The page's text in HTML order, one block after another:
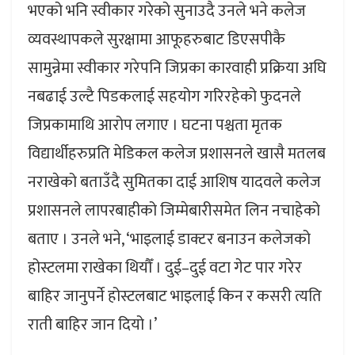
भएको भनि स्वीकार गरेको सुनाउदै उनले भने कलेज
व्यवस्थापकले सुरक्षामा आफूहरुबाट डिएसपीकै
सामुन्नेमा स्वीकार गरेपनि जिप्रका कारवाही प्रक्रिया अघि
नबढाई उल्टै पिडकलाई सहयोग गरिरहेको फुदनले
जिप्रकामाथि आरोप लगाए । घटना पश्चता मृतक
विद्यार्थीहरुप्रति मेडिकल कलेज प्रशासनले खासै मतलब
नराखेको बताउँदै सुमितका दाई आशिष यादवले कलेज
प्रशासनले लापरबाहीको जिम्मेबारीसमेत लिन नचाहेको
बताए । उनले भने, ‘भाइलाई डाक्टर बनाउन कलेजको
होस्टलमा राखेका थियौँ । दुई–दुई वटा गेट पार गरेर
बाहिर जानुपर्ने होस्टलबाट भाइलाई किन र कसरी त्यति
राती बाहिर जान दियो ।’